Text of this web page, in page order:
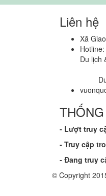
Liên hệ
Xã
Du lịch
Du
- Lượt truy
- Truy cập
- Đang truy
© Copyright